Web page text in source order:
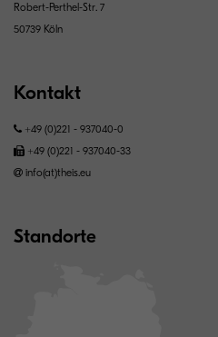
Robert-Perthel-Str. 7
50739 Köln
Kontakt
+49 (0)221 - 937040-0
+49 (0)221 - 937040-33
info(at)theis.eu
Standorte